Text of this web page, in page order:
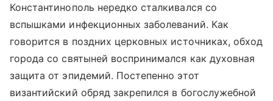
Константинополь нередко сталкивался со
вспышками инфекционных заболеваний. Как
говорится в поздних церковных источниках, обход
города со святыней воспринимался как духовная
защита от эпидемий. Постепенно этот
византийский обряд закрепился в богослужебной